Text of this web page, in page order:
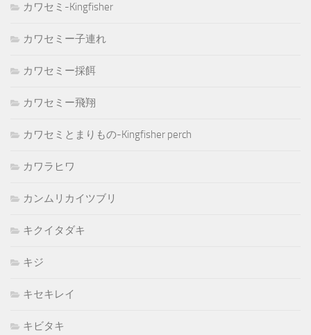
カワセミ-Kingfisher
カワセミー子連れ
カワセミー採餌
カワセミー飛翔
カワセミとまりもの-Kingfisher perch
カワラヒワ
カンムリカイツブリ
キクイタダキ
キジ
キセキレイ
キビタキ